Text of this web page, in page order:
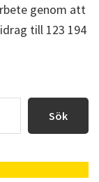
genom att
till 123 194
Sök